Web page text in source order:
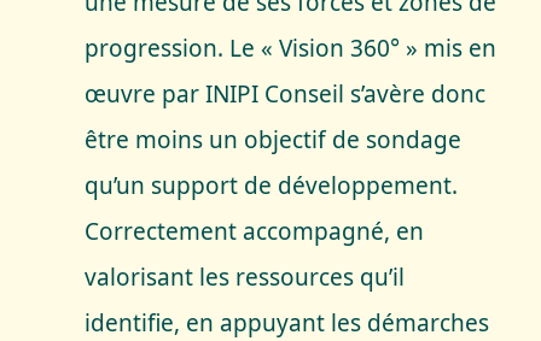
progression. Le « Vision 360° » mis en
œuvre par INIPI Conseil s’avère donc
être moins un objectif de sondage
qu’un support de développement.
Correctement accompagné, en
valorisant les ressources qu’il
identifie, en appuyant les démarches